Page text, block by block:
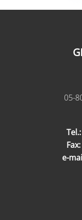
05-
Tel.:
Fax:
e-